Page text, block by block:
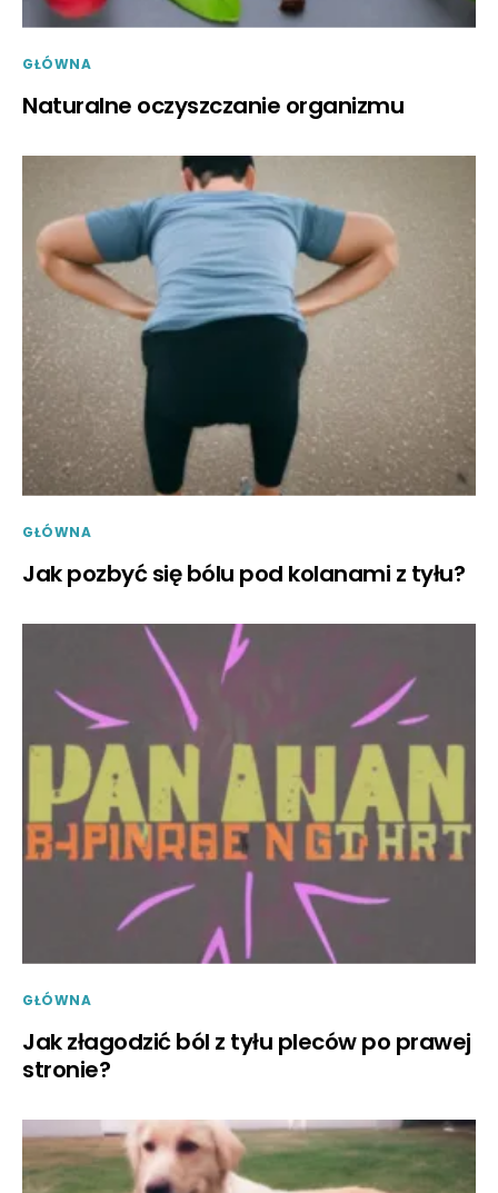
GŁÓWNA
Naturalne oczyszczanie organizmu
GŁÓWNA
Jak pozbyć się bólu pod kolanami z tyłu?
GŁÓWNA
Jak złagodzić ból z tyłu pleców po prawej
stronie?